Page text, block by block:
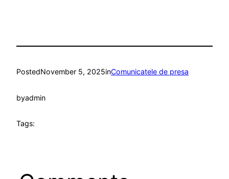
PostedNovember 5, 2025inComunicatele de presa
byadmin
Tags: